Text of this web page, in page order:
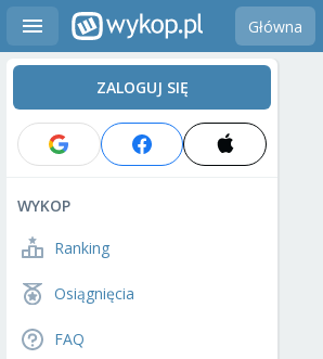
Główna
ZALOGUJ SIĘ
WYKOP
Ranking
Osiągnięcia
FAQ